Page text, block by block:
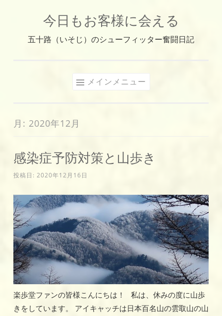
ッ
今日もお客様に会える
五十路（いそじ）のシューフィッター奮闘日記
メインメニュー
月: 2020年12月
感染症予防対策と山歩き
投稿日: 2020年12月16日
楽歩堂ファンの皆様こんにちは！ 私は、休みの度に山歩
きをしています。 アイキャッチは日本百名山の雲取山の山